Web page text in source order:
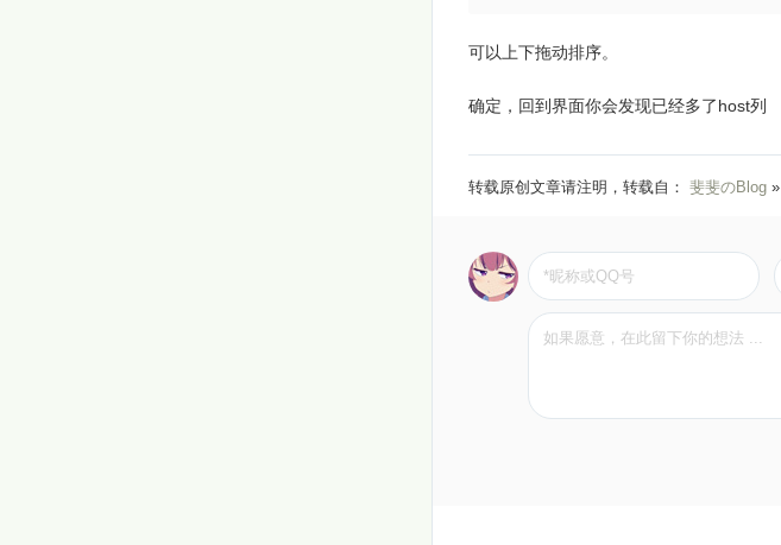
可以上下拖动排序。
确定，回到界面你会发现已经多了host列
转载原创文章请注明，转载自： 斐斐のBlog»